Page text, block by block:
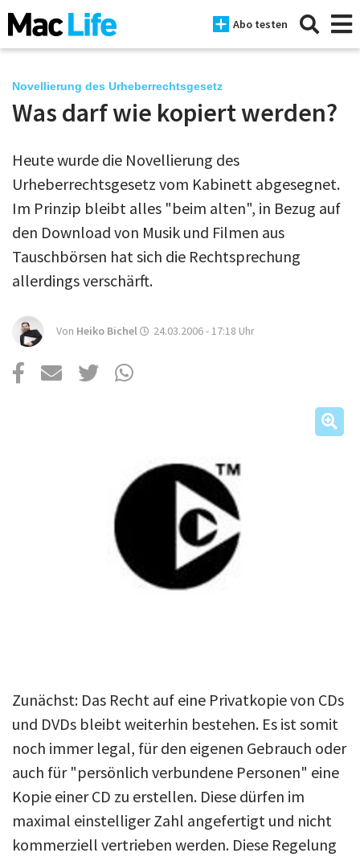
Abo testen
iPhone
Mac
iPad
Tests
Magazine
Über uns
Anmelden
Novellierung des Urheberrechtsgesetz
Was darf wie kopiert werden?
Heute wurde die Novellierung des
Urheberrechtsgesetz vom Kabinett abgesegnet.
Im Prinzip bleibt alles "beim alten", in Bezug auf
den Download von Musik und Filmen aus
Tauschbörsen hat sich die Rechtsprechung
allerdings verschärft.
Von Heiko Bichel 24.03.2006 - 17:18 Uhr
Zunächst: Das Recht auf eine Privatkopie von CDs
und DVDs bleibt weiterhin bestehen. Es ist somit
noch immer legal, für den eigenen Gebrauch oder
auch für "persönlich verbundene Personen" eine
Kopie einer CD zu erstellen. Diese dürfen im
maximal einstelliger Zahl angefertigt und nicht
kommerziell vertrieben werden. Diese Regelung